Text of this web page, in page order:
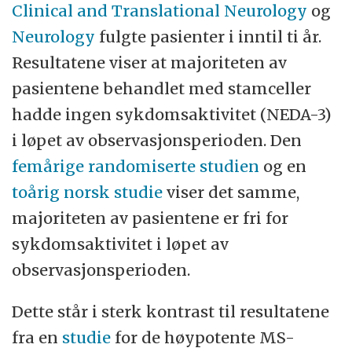
Clinical and Translational Neurology og
Neurology fulgte pasienter i inntil ti år.
Resultatene viser at majoriteten av
pasientene behandlet med stamceller
hadde ingen sykdomsaktivitet (NEDA-3)
i løpet av observasjonsperioden. Den
femårige randomiserte studien og en
toårig norsk studie viser det samme,
majoriteten av pasientene er fri for
sykdomsaktivitet i løpet av
observasjonsperioden.
Dette står i sterk kontrast til resultatene
fra en studie for de høypotente MS-